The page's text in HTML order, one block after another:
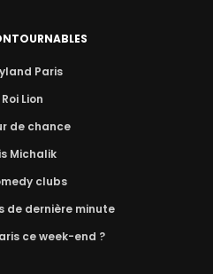
Paris
Roi Lion
de chance
Michalik
clubs
de dernière minute
ce week-end ?